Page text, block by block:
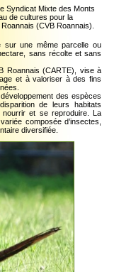
Syndicat Mixte des Monts
de cultures pour la
(CVB Roannais).
sur une même parcelle ou
sans récolte et sans
Roannais (CARTE), vise à
et à valoriser à des fins
des espèces
de leurs habitats
et se reproduire. La
composée d’insectes,
diversifiée.